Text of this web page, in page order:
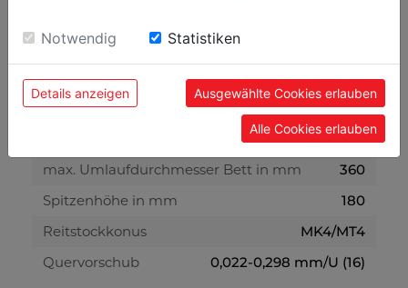
Pinolenweg in mm
Verfahrweg Querschlitten in mm
180
Verfahrweg Oberschlitten in mm
90
1000
max. Umlaufdurchmesser Bett in mm
360
Spitzenhöhe in mm
180
Reitstockkonus
MK4/MT4
Quervorschub
0,022-0,298 mm/U (16)
Einwilligung zu unseren Cookies.
Notwendig Statistiken
Details anzeigen Ausgewählte Cookies erlauben
Alle Cookies erlauben